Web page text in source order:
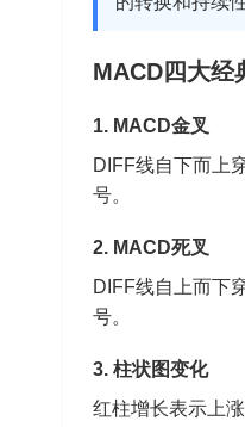
MACD四大经
1. MACD金叉
DIFF线自下而上
号。
2. MACD死叉
DIFF线自上而下
号。
3. 柱状图变化
红柱增长表示上